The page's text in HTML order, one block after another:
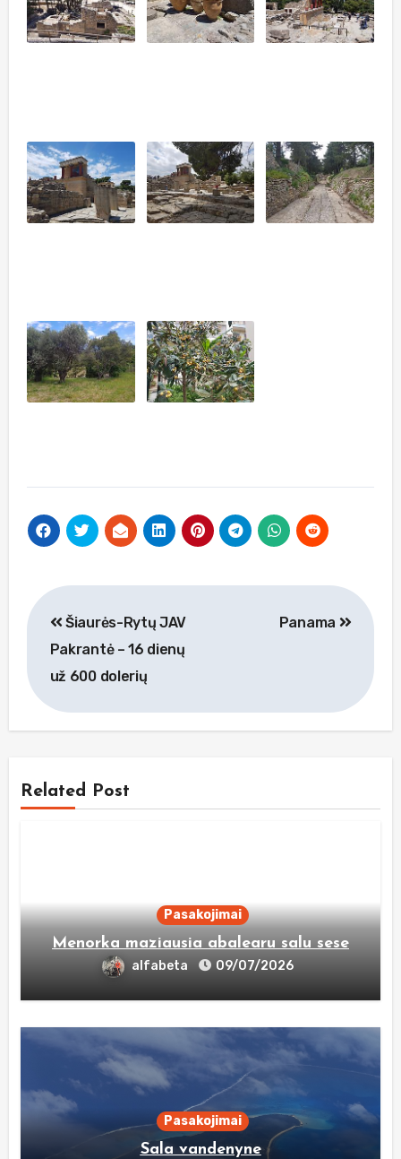
Navigacija
tarp
įrašų
Šiaurės-Rytų JAV
Pakrantė – 16 dienų
už 600 dolerių
Panama
Related Post
Pasakojimai
Menorka maziausia abalearu salu sese
alfabeta 09/07/2026
Pasakojimai
Sala vandenyne